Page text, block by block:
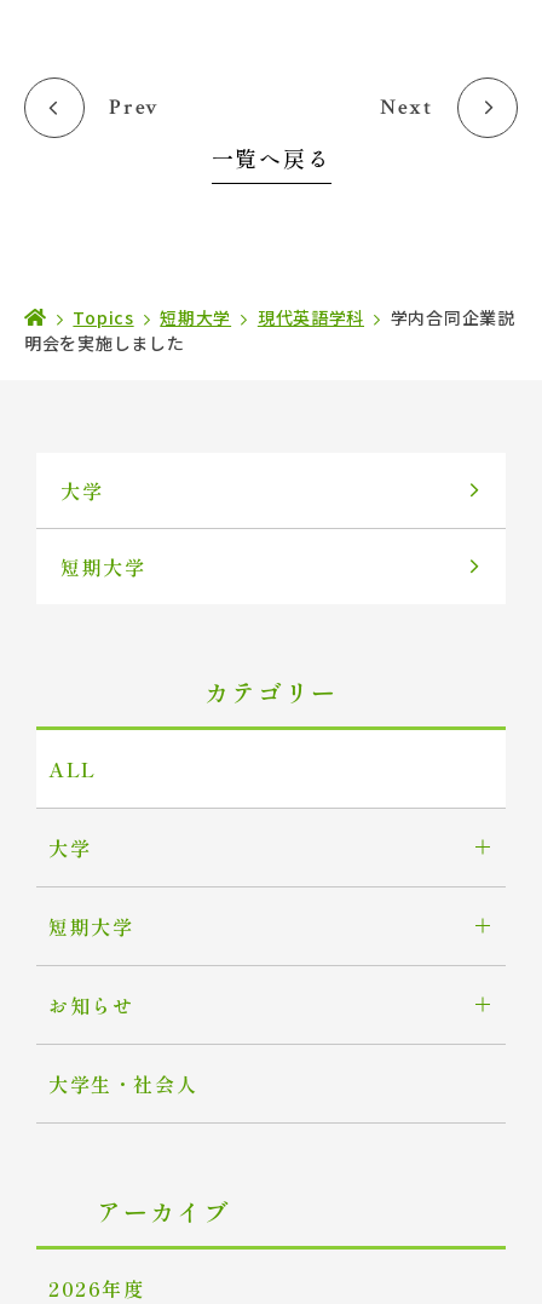
Prev
一覧へ戻る
Next
Topics 短期大学 現代英語学科
学内合同企業説
明会を実施しました
大学
短期大学
カテゴリー
ALL
大学
短期大学
お知らせ
大学生・社会人
アーカイブ
2026年度